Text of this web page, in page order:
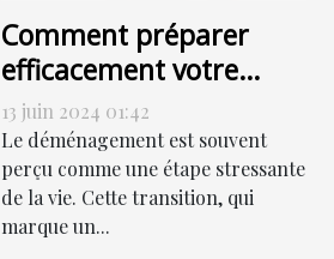
Comment préparer
efficacement votre
déménagement pour
une transition en
douceur
13 juin 2024 01:42
Le déménagement est souvent
perçu comme une étape stressante
de la vie. Cette transition, qui
marque un...